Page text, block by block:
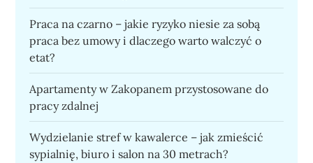
Praca na czarno – jakie ryzyko niesie za sobą
praca bez umowy i dlaczego warto walczyć o
etat?
Apartamenty w Zakopanem przystosowane do
pracy zdalnej
Wydzielanie stref w kawalerce – jak zmieścić
sypialnię, biuro i salon na 30 metrach?